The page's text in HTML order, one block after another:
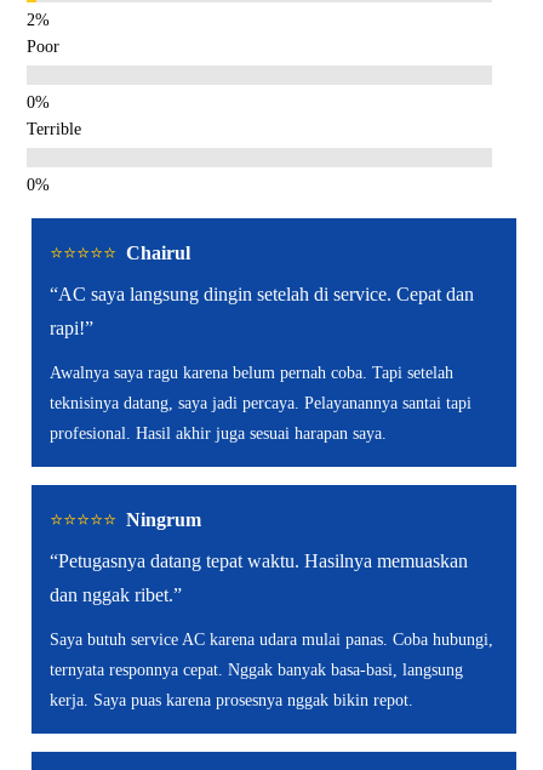
Poor
Terrible
⭐️⭐️⭐️⭐️⭐️ Chairul
“AC saya langsung dingin setelah di service. Cepat dan
rapi!”
Awalnya saya ragu karena belum pernah coba. Tapi setelah
teknisinya datang, saya jadi percaya. Pelayanannya santai tapi
profesional. Hasil akhir juga sesuai harapan saya.
⭐️⭐️⭐️⭐️⭐️ Ningrum
“Petugasnya datang tepat waktu. Hasilnya memuaskan
dan nggak ribet.”
Saya butuh service AC karena udara mulai panas. Coba hubungi,
ternyata responnya cepat. Nggak banyak basa-basi, langsung
kerja. Saya puas karena prosesnya nggak bikin repot.